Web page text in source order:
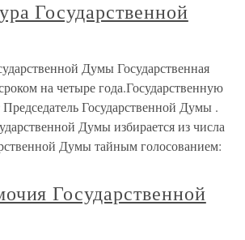
Государственной
Думы Государственная
на четыре года.Государственную
Председатель Государственной Думы .
Думы избирается из числа
Думы тайным голосованием:
Государственной